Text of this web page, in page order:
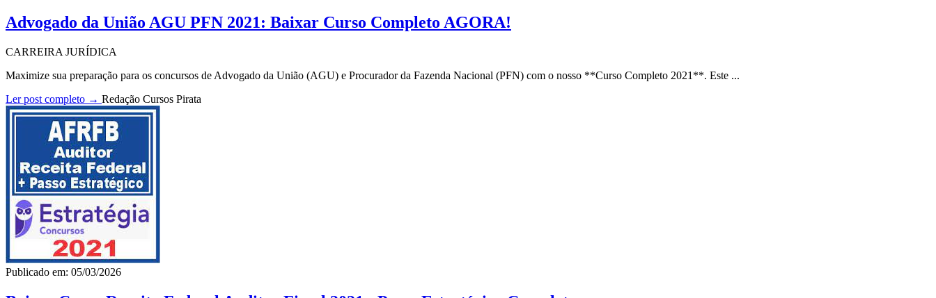
Advogado da União AGU PFN 2021: Baixar Curso Completo AGORA!
CARREIRA JURÍDICA
Maximize sua preparação para os concursos de Advogado da União (AGU) e Procurador da Fazenda Nacional (PFN) com o nosso **Curso Completo 2021**. Este ...
Ler post completo → Redação Cursos Pirata
Publicado em: 05/03/2026